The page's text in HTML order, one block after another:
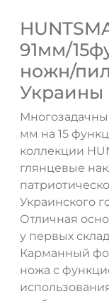
91мм/
ножн/
Украины
мм на 15
коллекции
глянцевые
Украинского
Отличная
у первых
Карманный
ножа с